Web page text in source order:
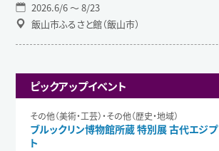
2026.6/6 〜 8/23
飯山市ふるさと館（飯山市）
ピックアップイベント
その他（美術・工芸）・その他（歴史・地域）
ブルックリン博物館所蔵 特別展 古代エジプ
ト